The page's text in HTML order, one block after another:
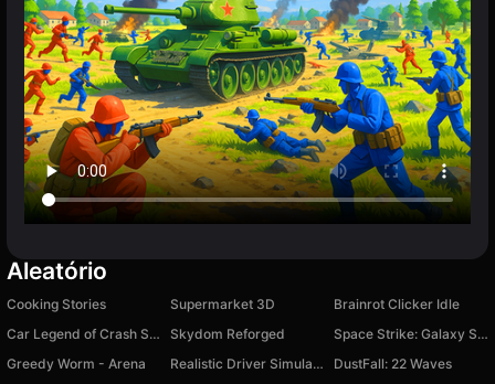
Aleatório
Cooking Stories Supermarket 3D
Brainrot Clicker Idle
Car Legend of Crash Sim
Skydom Reforged
Space Strike: Galaxy Shooter
Greedy Worm - Arena
Realistic Driver Simulator
DustFall: 22 Waves